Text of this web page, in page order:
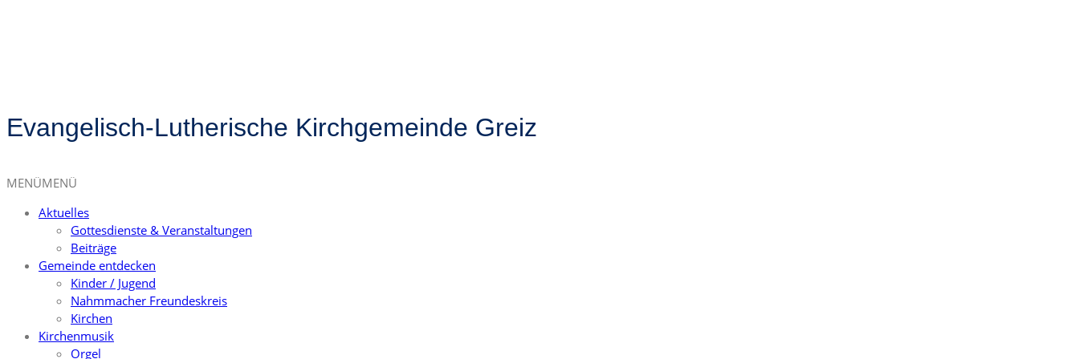
Evangelisch-Lutherische Kirchgemeinde Greiz
MENÜMENÜ
Aktuelles
Gottesdienste & Veranstaltungen
Beiträge
Gemeinde entdecken
Kinder / Jugend
Nahmmacher Freundeskreis
Kirchen
Kirchenmusik
Orgel